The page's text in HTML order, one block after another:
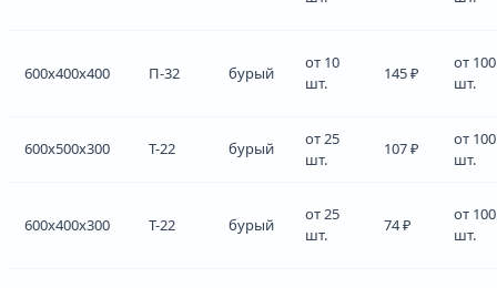
600x400x400 П-32 бурый
от 10
шт.
145 ₽
от 100
шт.
600x500x300 Т-22 бурый
от 25
шт.
107 ₽
от 100
шт.
600x400x300 Т-22 бурый
от 25
шт.
74 ₽
от 100
шт.